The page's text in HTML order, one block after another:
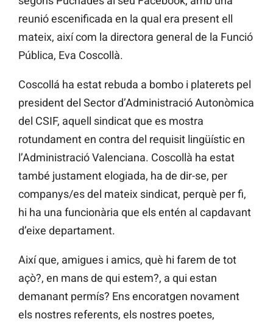
reunió escenificada en la qual era present ell
mateix, així com la directora general de la Funció
Pública, Eva Coscollà.
Coscollá ha estat rebuda a bombo i platerets pel
president del Sector d’Administració Autonòmica
del CSIF, aquell sindicat que es mostra
rotundament en contra del requisit lingüístic en
l’Administració Valenciana. Coscollà ha estat
també justament elogiada, ha de dir-se, per
companys/es del mateix sindicat, perquè per fi,
hi ha una funcionària que els entén al capdavant
d’eixe departament.
Així que, amigues i amics, què hi farem de tot
açò?, en mans de qui estem?, a qui estan
demanant permís? Ens encoratgen novament
els nostres referents, els nostres poetes,